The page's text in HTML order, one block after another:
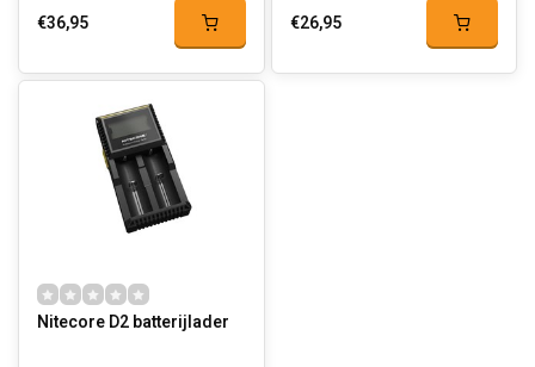
€36,95 €26,95
Nitecore D2 batterijlader